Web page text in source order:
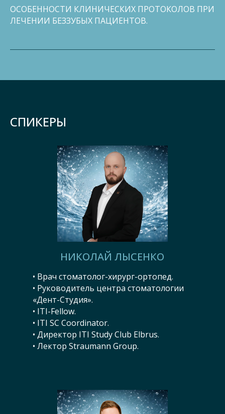
ОСОБЕННОСТИ КЛИНИЧЕСКИХ ПРОТОКОЛОВ ПРИ
ЛЕЧЕНИИ БЕЗЗУБЫХ ПАЦИЕНТОВ.
СПИКЕРЫ
НИКОЛАЙ ЛЫСЕНКО
• Врач стоматолог-хирург-ортопед.
• Руководитель центра стоматологии
«Дент-Студия».
• ITI-Fellow.
• ITI SC Coordinator.
• Директор ITI Study Club Elbrus.
• Лектор Straumann Group.